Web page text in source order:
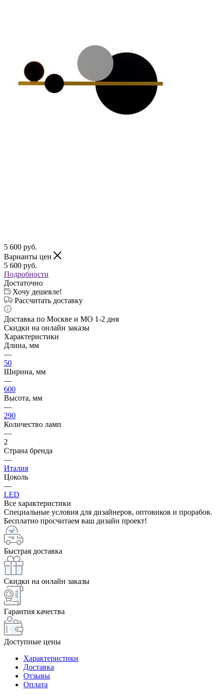
5 600 руб.
Варианты цен
5 600 руб.
Подробности
Достаточно
Хочу дешевле!
Рассчитать доставку
Доставка по Москве и МО 1-2 дня
Скидки на онлайн заказы
Характеристики
Длина, мм
—
50
Ширина, мм
—
600
Высота, мм
—
290
Количество ламп
—
2
Страна бренда
—
Италия
Цоколь
—
LED
Все характеристики
Специальные условия для дизайнеров, оптовиков и прорабов.
Бесплатно просчитаем ваш дизайн проект!
Быстрая доставка
Скидки на онлайн заказы
Гарантия качества
Доступные цены
Характеристики
Доставка
Отзывы
Оплата